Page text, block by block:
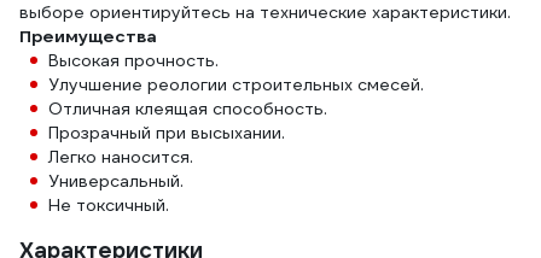
выборе ориентируйтесь на технические характеристики.
Преимущества
Высокая прочность.
Улучшение реологии строительных смесей.
Отличная клеящая способность.
Прозрачный при высыхании.
Легко наносится.
Универсальный.
Не токсичный.
Характеристики